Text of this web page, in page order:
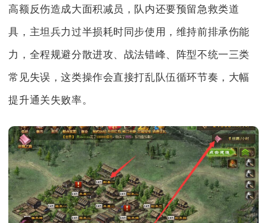
高额反伤造成大面积减员，队内还要预留急救类道
具，主坦兵力过半损耗时同步使用，维持前排承伤能
力，全程规避分散进攻、战法错峰、阵型不统一三类
常见失误，这类操作会直接打乱队伍循环节奏，大幅
提升通关失败率。